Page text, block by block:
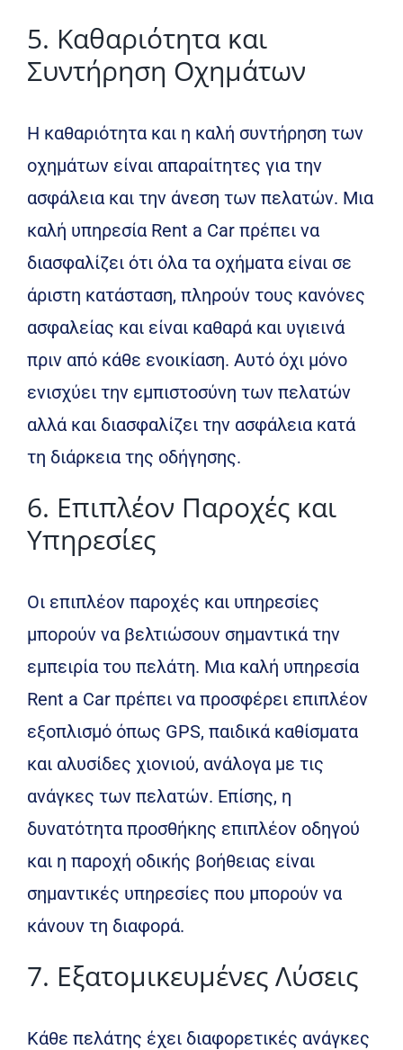
5. Καθαριότητα και
Συντήρηση Οχημάτων
Η καθαριότητα και η καλή συντήρηση των
οχημάτων είναι απαραίτητες για την
ασφάλεια και την άνεση των πελατών. Μια
καλή υπηρεσία Rent a Car πρέπει να
διασφαλίζει ότι όλα τα οχήματα είναι σε
άριστη κατάσταση, πληρούν τους κανόνες
ασφαλείας και είναι καθαρά και υγιεινά
πριν από κάθε ενοικίαση. Αυτό όχι μόνο
ενισχύει την εμπιστοσύνη των πελατών
αλλά και διασφαλίζει την ασφάλεια κατά
τη διάρκεια της οδήγησης.
6. Επιπλέον Παροχές και
Υπηρεσίες
Οι επιπλέον παροχές και υπηρεσίες
μπορούν να βελτιώσουν σημαντικά την
εμπειρία του πελάτη. Μια καλή υπηρεσία
Rent a Car πρέπει να προσφέρει επιπλέον
εξοπλισμό όπως GPS, παιδικά καθίσματα
και αλυσίδες χιονιού, ανάλογα με τις
ανάγκες των πελατών. Επίσης, η
δυνατότητα προσθήκης επιπλέον οδηγού
και η παροχή οδικής βοήθειας είναι
σημαντικές υπηρεσίες που μπορούν να
κάνουν τη διαφορά.
7. Εξατομικευμένες Λύσεις
Κάθε πελάτης έχει διαφορετικές ανάγκες